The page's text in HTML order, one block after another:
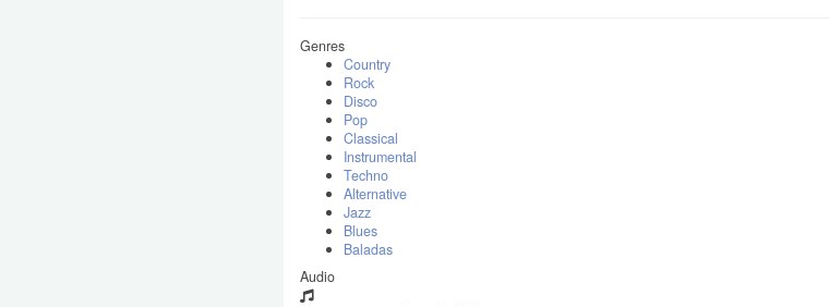
Genres
Country
Rock
Disco
Pop
Classical
Instrumental
Techno
Alternative
Jazz
Blues
Baladas
Audio